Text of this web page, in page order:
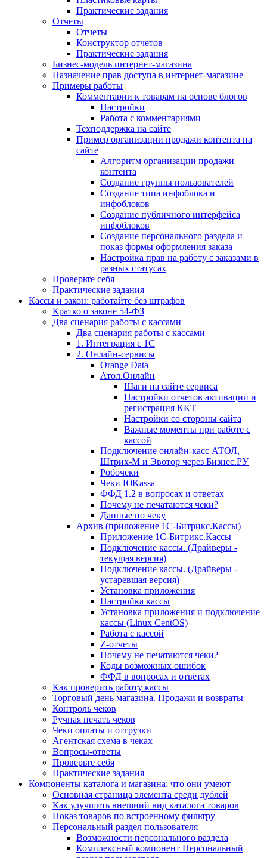
Практические задания
Отчеты
Отчеты
Конструктор отчетов
Практические задания
Бизнес-модель интернет-магазина
Назначение прав доступа в интернет-магазине
Примеры работы
Комментарии к товарам на основе блогов
Настройки
Работа с комментариями
Техподдержка на сайте
Пример организации продажи контента на
сайте
Алгоритм организации продажи
контента
Создание группы пользователей
Создание типа инфоблока и
инфоблоков
Создание публичного интерфейса
инфоблоков
Создание персонального раздела и
показ формы оформления заказа
Настройка прав на работу с заказами в
разных статусах
Проверьте себя
Практические задания
Кассы и закон: работайте без штрафов
Кратко о законе 54-ФЗ
Два сценария работы с кассами
Два сценария работы с кассами
1. Интеграция с 1С
2. Онлайн-сервисы
Orange Data
Атол.Онлайн
Шаги на сайте сервиса
Настройки отчетов активации и
регистрация ККТ
Настройки со стороны сайта
Важные моменты при работе с
кассой
Подключение онлайн-касс АТОЛ,
Штрих-М и Эвотор через Бизнес.РУ
Робочеки
Чеки ЮKassa
ФФД 1.2 в вопросах и ответах
Почему не печатаются чеки?
Данные по чеку
Архив (приложение 1С-Битрикс.Кассы)
Приложение 1С-Битрикс.Кассы
Подключение кассы. (Драйверы -
текущая версия)
Подключение кассы. (Драйверы -
устаревшая версия)
Установка приложения
Настройка кассы
Установка приложения и подключение
кассы (Linux CentOS)
Работа с кассой
Z-отчеты
Почему не печатаются чеки?
Коды возможных ошибок
ФФД в вопросах и ответах
Как проверить работу кассы
Торговый день магазина. Продажи и возвраты
Контроль чеков
Ручная печать чеков
Чеки оплаты и отгрузки
Агентская схема в чеках
Вопросы-ответы
Проверьте себя
Практические задания
Компоненты каталога и магазина: что они умеют
Основная страница элемента среди дублей
Как улучшить внешний вид каталога товаров
Показ товаров по встроенному фильтру
Персональный раздел пользователя
Возможности персонального раздела
Комплексный компонент Персональный